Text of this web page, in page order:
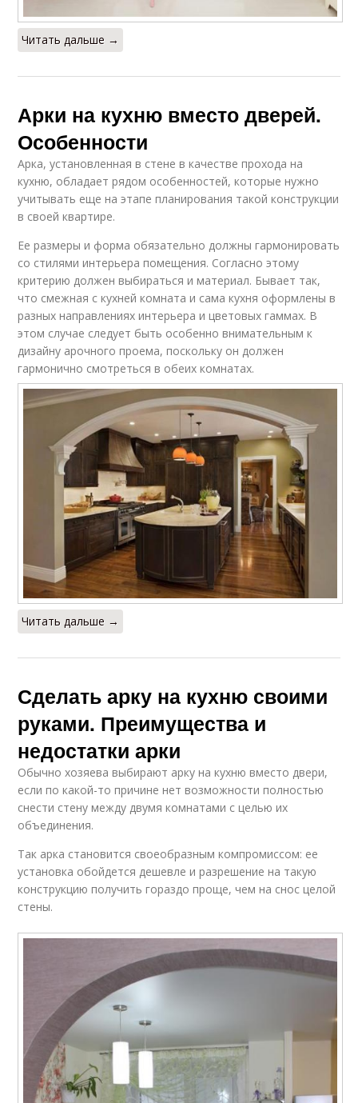
Читать дальше →
Арки на кухню вместо дверей.
Особенности
Арка, установленная в стене в качестве прохода на
кухню, обладает рядом особенностей, которые нужно
учитывать еще на этапе планирования такой конструкции
в своей квартире.
Ее размеры и форма обязательно должны гармонировать
со стилями интерьера помещения. Согласно этому
критерию должен выбираться и материал. Бывает так,
что смежная с кухней комната и сама кухня оформлены в
разных направлениях интерьера и цветовых гаммах. В
этом случае следует быть особенно внимательным к
дизайну арочного проема, поскольку он должен
гармонично смотреться в обеих комнатах.
Читать дальше →
Сделать арку на кухню своими
руками. Преимущества и
недостатки арки
Обычно хозяева выбирают арку на кухню вместо двери,
если по какой-то причине нет возможности полностью
снести стену между двумя комнатами с целью их
объединения.
Так арка становится своеобразным компромиссом: ее
установка обойдется дешевле и разрешение на такую
конструкцию получить гораздо проще, чем на снос целой
стены.